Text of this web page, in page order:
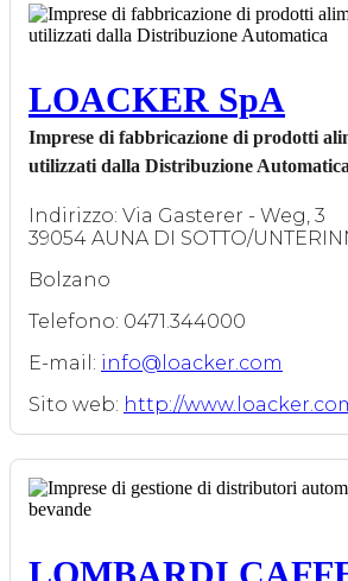
LOACKER SpA
Imprese di fabbricazione di prodotti
utilizzati dalla Distribuzione Automatica
Indirizzo: Via Gasterer - Weg, 3
39054 AUNA DI SOTTO/
Bolzano
Telefono: 0471.344000
E-mail: info@loacker.com
Sito web: http://